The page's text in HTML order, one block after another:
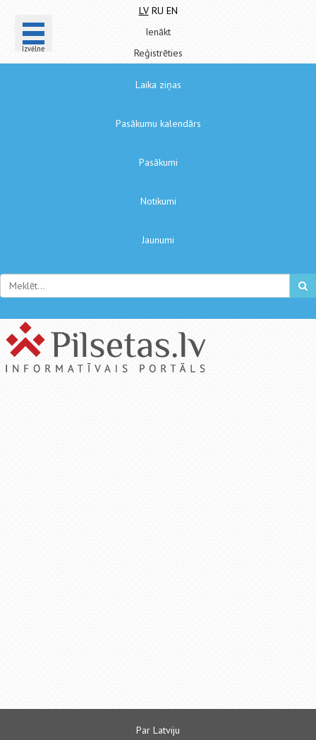
Izvēlne
LV RU EN
Ienākt
Reģistrēties
Laika ziņas
Pasākumu kalendārs
Pasākumi
Notikumi
Jaunumi
Par Latviju